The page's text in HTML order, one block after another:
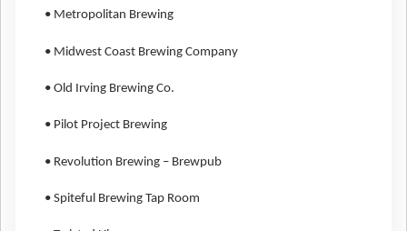
• Metropolitan Brewing
• Midwest Coast Brewing Company
• Old Irving Brewing Co.
• Pilot Project Brewing
• Revolution Brewing – Brewpub
• Spiteful Brewing Tap Room